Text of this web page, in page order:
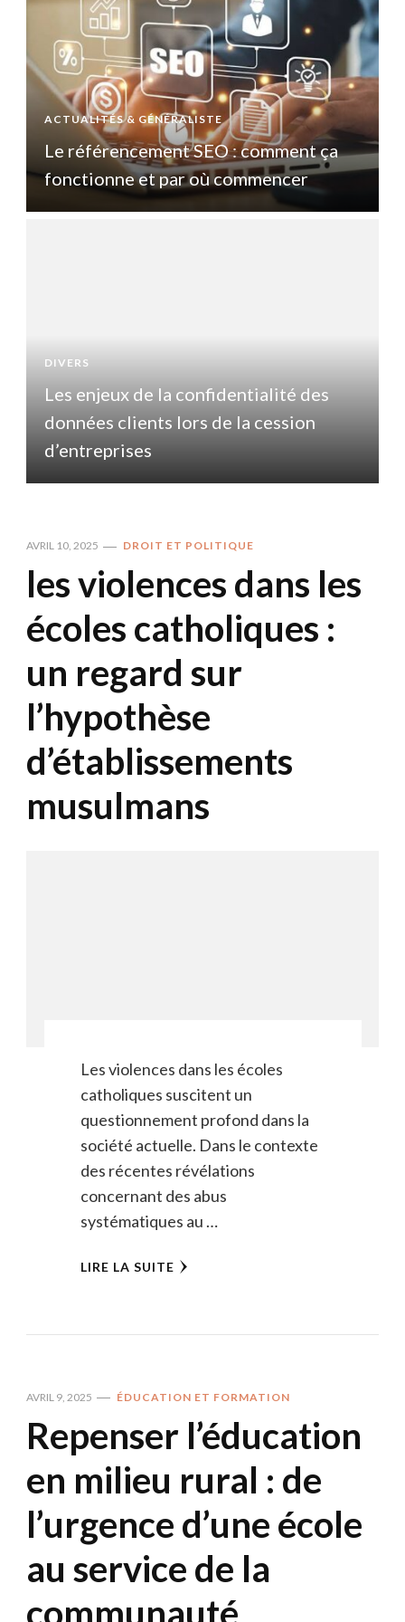
ACTUALITÉS & GÉNÉRALISTE
Le référencement SEO : comment ça
fonctionne et par où commencer
DIVERS
Les enjeux de la confidentialité des
données clients lors de la cession
d’entreprises
AVRIL 10, 2025 DROIT ET POLITIQUE
les violences dans les
écoles catholiques :
un regard sur
l’hypothèse
d’établissements
musulmans
Les violences dans les écoles
catholiques suscitent un
questionnement profond dans la
société actuelle. Dans le contexte
des récentes révélations
concernant des abus
systématiques au …
LIRE LA SUITE
AVRIL 9, 2025 ÉDUCATION ET FORMATION
Repenser l’éducation
en milieu rural : de
l’urgence d’une école
au service de la
communauté